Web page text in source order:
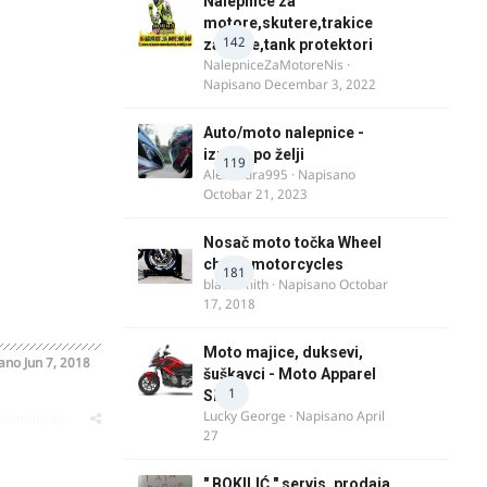
Jun 7, 2018
142
motore,skutere,trakice
za felne,tank protektori
NalepniceZaMotoreNis ·
Napisano Decembar 3, 2022
119
Auto/moto nalepnice -
izrada po želji
Alexandra995 · Napisano
Octobar 21, 2023
181
Nosač moto točka Wheel
chock motorcycles
blacksmith · NapisanoOctobar
17, 2018
1
Moto majice, duksevi,
šuškavci - Moto Apparel
SRB
Lucky George · NapisanoApril
27
" BOKILIĆ " servis, prodaja